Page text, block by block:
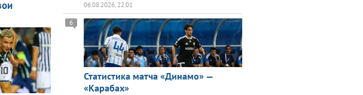
06.08.2026, 22:01
Статистика матча «Динамо» —
«Карабах»
6